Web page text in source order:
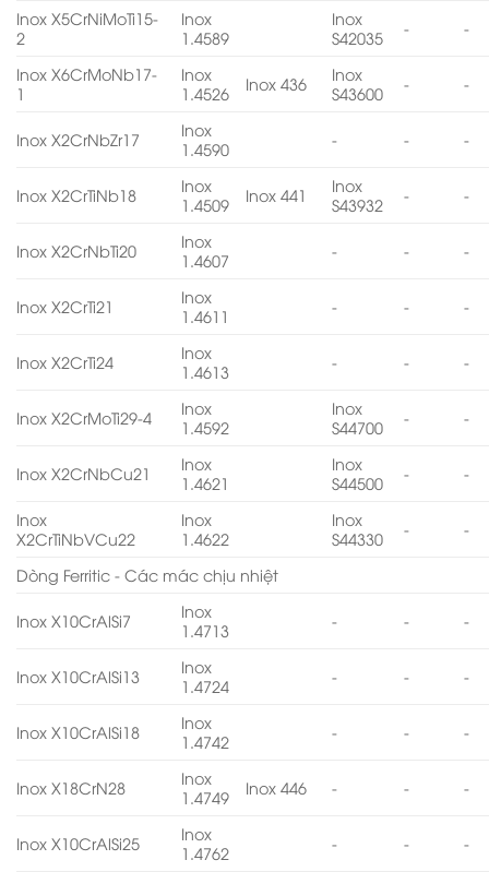
Inox X5CrNiMoTi15-
2
Inox
1.4589
Inox
S42035
- -
Inox X6CrMoNb17-
1
Inox
1.4526
Inox 436
Inox
S43600
- -
Inox X2CrNbZr17
Inox
1.4590
- - -
Inox X2CrTiNb18
Inox
1.4509
Inox 441
Inox
S43932
- -
Inox X2CrNbTi20
Inox
1.4607
- - -
Inox X2CrTi21
Inox
1.4611
- - -
Inox X2CrTi24
Inox
1.4613
- - -
Inox X2CrMoTi29-4
Inox
1.4592
Inox
S44700
- -
Inox X2CrNbCu21
Inox
1.4621
Inox
S44500
- -
Inox
X2CrTiNbVCu22
Inox
1.4622
Inox
S44330
- -
Dòng Ferritic - Các mác chịu nhiệt
Inox X10CrAlSi7
Inox
1.4713
- - -
Inox X10CrAlSi13
Inox
1.4724
- - -
Inox X10CrAlSi18
Inox
1.4742
- - -
Inox X18CrN28
Inox
1.4749
Inox 446 - - -
Inox X10CrAlSi25
Inox
1.4762
- - -